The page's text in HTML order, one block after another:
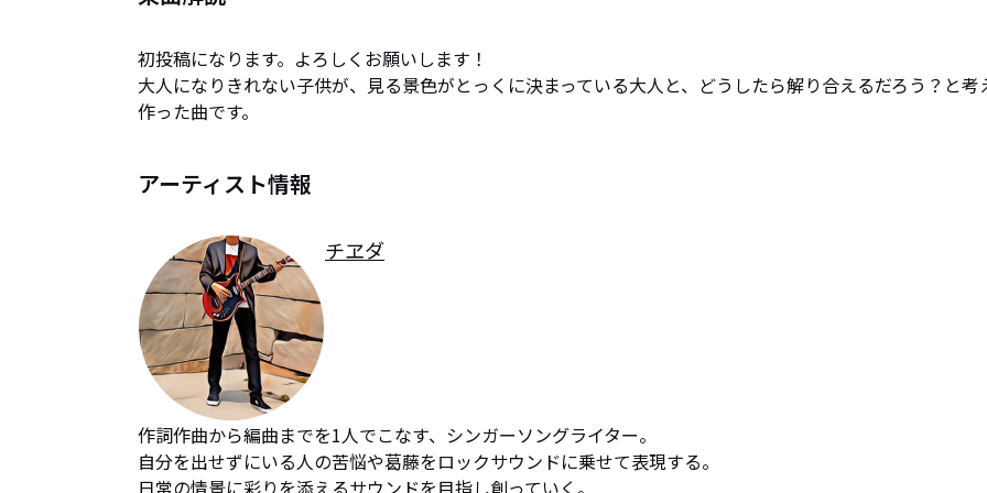
初投稿になります。よろしくお願いします！
大人になりきれない子供が、見る景色がとっくに決まっている大人と、どうしたら解り合えるだろう？と考
作った曲です。
アーティスト情報
チヱダ
作詞作曲から編曲までを1人でこなす、シンガーソングライター。
自分を出せずにいる人の苦悩や葛藤をロックサウンドに乗せて表現する。
日常の情景に彩りを添えるサウンドを目指し創っていく。